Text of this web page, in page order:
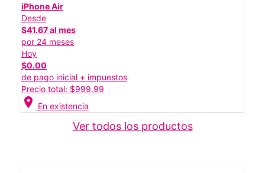
iPhone Air
Desde
$41.67 al mes
por 24 meses
Hoy
$0.00
de pago inicial + impuestos
Precio total: $999.99
location_on En existencia
Ver todos los productos